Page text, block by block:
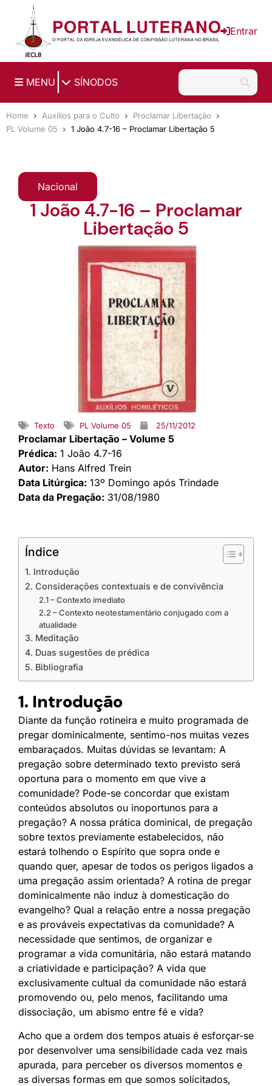
Ir para o conteúdo principal
Entrar
MENU SÍNODOS
Home Auxílios para o Culto
Proclamar Libertação
PL Volume 05
1 João 4.7-16 – Proclamar Libertação 5
Nacional
1 João 4.7-16 – Proclamar
Libertação 5
Texto PL Volume 05 25/11/2012
Proclamar Libertação – Volume 5
Prédica: 1 João 4.7-16
Autor: Hans Alfred Trein
Data Litúrgica: 13º Domingo após Trindade
Data da Pregação: 31/08/1980
Índice
1. Introdução
2. Considerações contextuais e de convivência
2.1 – Contexto imediato
2.2 – Contexto neotestamentário conjugado com a
atualidade
3. Meditação
4. Duas sugestões de prédica
5. Bibliografia
1. Introdução
Diante da função rotineira e muito programada de
pregar dominicalmente, sentimo-nos muitas vezes
embaraçados. Muitas dúvidas se levantam: A
pregação sobre determinado texto previsto será
oportuna para o momento em que vive a
comunidade? Pode-se concordar que existam
conteúdos absolutos ou inoportunos para a
pregação? A nossa prática dominical, de pregação
sobre textos previamente estabelecidos, não
estará tolhendo o Espírito que sopra onde e
quando quer, apesar de todos os perigos ligados a
uma pregação assim orientada? A rotina de pregar
dominicalmente não induz à domesticação do
evangelho? Qual a relação entre a nossa pregação
e as prováveis expectativas da comunidade? A
necessidade que sentimos, de organizar e
programar a vida comunitária, não estará matando
a criatividade e participação? A vida que
exclusivamente cultual da comunidade não estará
promovendo ou, pelo menos, facilitando uma
dissociação, um abismo entre fé e vida?
Acho que a ordem dos tempos atuais é esforçar-se
por desenvolver uma sensibilidade cada vez mais
apurada, para perceber os diversos momentos e
as diversas formas em que somos solicitados,